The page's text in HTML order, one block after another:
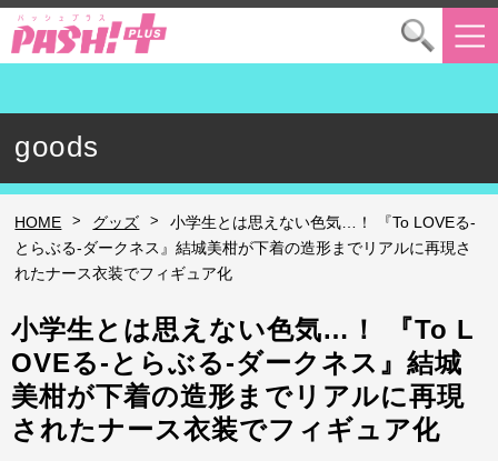
goods
HOME > グッズ >
小学生とは思えない色気…！ 『To LOVEる-
とらぶる-ダークネス』結城美柑が下着の造形までリアルに再現さ
れたナース衣装でフィギュア化
小学生とは思えない色気…！ 『To L
OVEる-とらぶる-ダークネス』結城
美柑が下着の造形までリアルに再現
されたナース衣装でフィギュア化